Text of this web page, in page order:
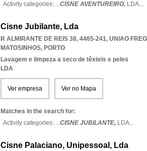
Activity categories: ...CISNE AVENTUREIRO, LDA...
Cisne Jubilante, Lda
R ALMIRANTE DE REIS 38, 4465-241, UNIAO
MATOSINHOS, PORTO
Lavagem e limpeza a seco de têxteis e peles
LDA
Ver empresa Ver no Mapa
Matches in the search for:
Activity categories: ...CISNE JUBILANTE, LDA...
Cisne Palaciano, Unipessoal, Lda